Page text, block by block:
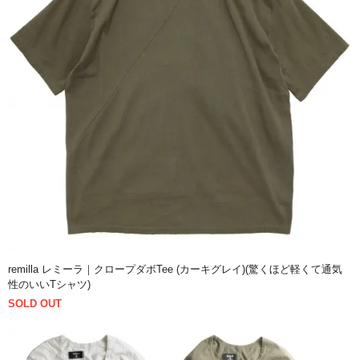
remilla レミーラ｜クロープダボTee (カーキグレイ)(驚くほど軽くて通気
性のいいTシャツ)
SOLD OUT